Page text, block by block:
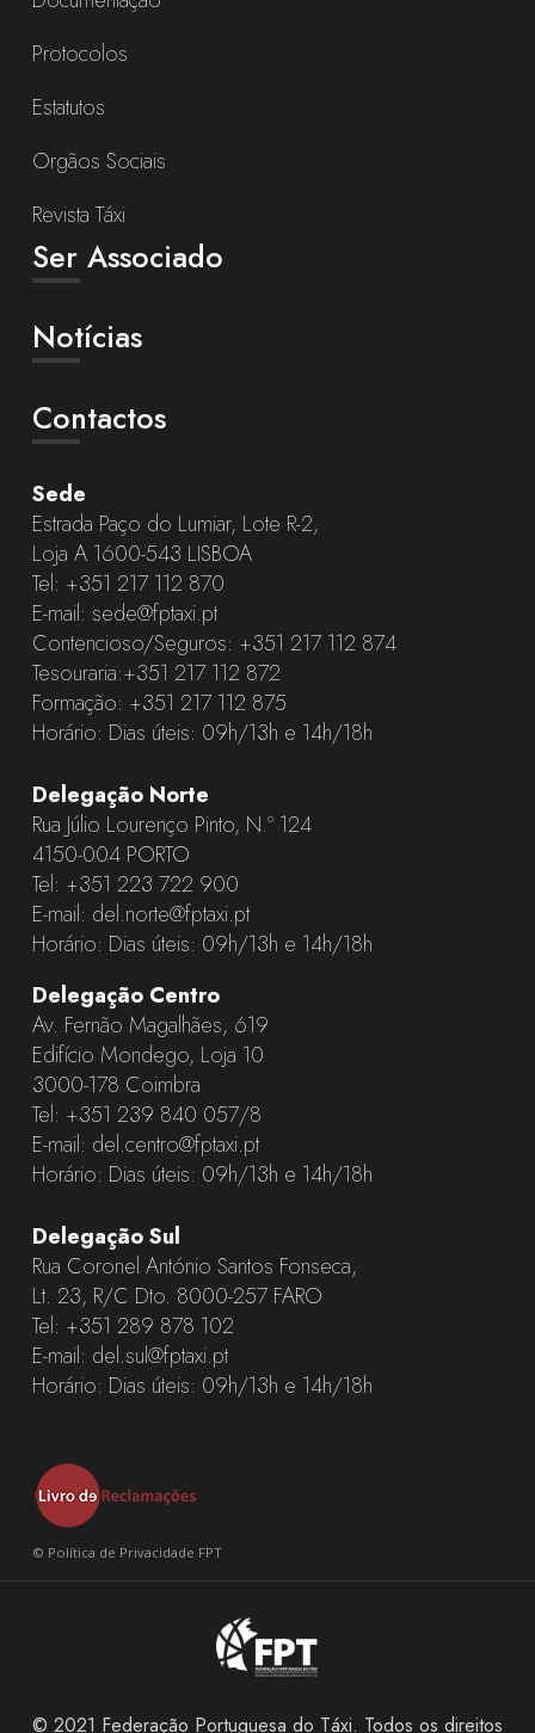
Protocolos
Estatutos
Orgãos Sociais
Revista Táxi
Ser Associado
Notícias
Contactos
Sede
Estrada Paço do Lumiar, Lote R-2,
Loja A 1600-543 LISBOA
Tel: +351 217 112 870
E-mail: sede@fptaxi.pt
Contencioso/Seguros: +351 217 112 874
Tesouraria:+351 217 112 872
Formação: +351 217 112 875
Horário: Dias úteis: 09h/13h e 14h/18h
Delegação Norte
Rua Júlio Lourenço Pinto, N.º 124
4150-004 PORTO
Tel: +351 223 722 900
E-mail: del.norte@fptaxi.pt
Horário: Dias úteis: 09h/13h e 14h/18h
Delegação Centro
Av. Fernão Magalhães, 619
Edifício Mondego, Loja 10
3000-178 Coimbra
Tel: +351 239 840 057/8
E-mail: del.centro@fptaxi.pt
Horário: Dias úteis: 09h/13h e 14h/18h
Delegação Sul
Rua Coronel António Santos Fonseca,
Lt. 23, R/C Dto. 8000-257 FARO
Tel: +351 289 878 102
E-mail: del.sul@fptaxi.pt
Horário: Dias úteis: 09h/13h e 14h/18h
© Política de Privacidade FPT
© 2021 Federação Portuguesa do Táxi. Todos os direitos